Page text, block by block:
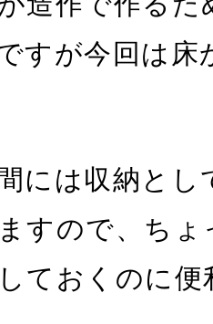
すが今回は
には収納とし
すので、ち
ておくのに